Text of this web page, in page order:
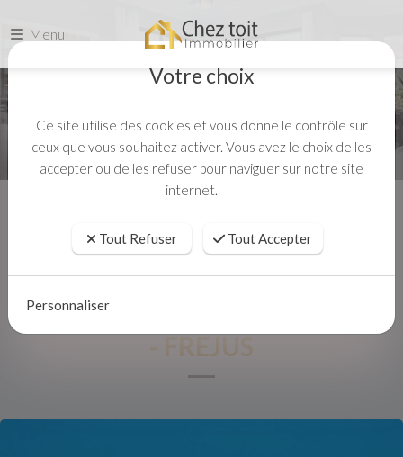
Menu
- FREJUS
Votre choix
Ce site utilise des cookies et vous donne le contrôle sur
ceux que vous souhaitez activer. Vous avez le choix de les
accepter ou de les refuser pour naviguer sur notre site
internet.
Tout Refuser Tout Accepter
Personnaliser